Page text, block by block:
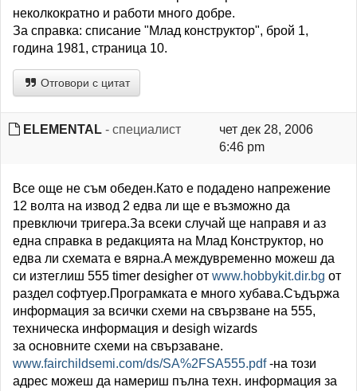
неколкократно и работи много добре.
За справка: списание "Млад конструктор", брой 1,
година 1981, страница 10.
Отговори с цитат
ELEMENTAL - специалист
чет дек 28, 2006
6:46 pm
Все още не съм обеден.Като е подадено напрежение
12 волта на извод 2 едва ли ще е възможно да
превключи тригера.За всеки случай ще направя и аз
една справка в редакцията на Млад Конструктор, но
едва ли схемата е вярна.A междувременно можеш да
си изтеглиш 555 timer desigher oт www.hobbykit.dir.bg oт
раздел софтуер.Програмката е много хубава.Съдържа
информация за всички схеми на свързване на 555,
техническа информация и desigh wizards
за основните схеми на свързаване.
www.fairchildsemi.com/ds/SA%2FSA555.pdf-на този
адрес можеш да намериш пълна техн. информация за